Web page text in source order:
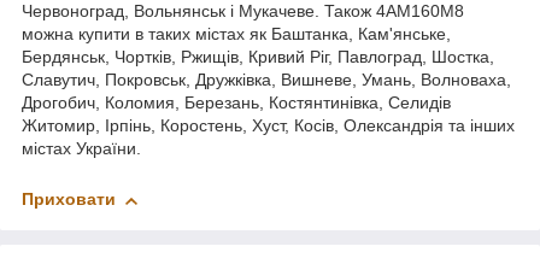
Червоноград, Вольнянськ і Мукачеве. Також 4АМ160М8
можна купити в таких містах як Баштанка, Кам'янське,
Бердянськ, Чортків, Ржищів, Кривий Ріг, Павлоград, Шостка,
Славутич, Покровськ, Дружківка, Вишневе, Умань, Волноваха,
Дрогобич, Коломия, Березань, Костянтинівка, Селидів
Житомир, Ірпінь, Коростень, Хуст, Косів, Олександрія та інших
містах України.
Приховати